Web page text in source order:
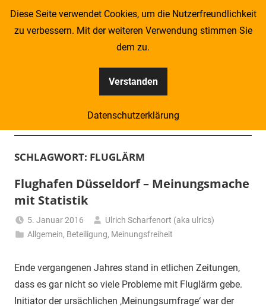
Zum
Kompass
–
Zeitung
für
Piraten
SCHLAGWORT: FLUGLÄRM
Flughafen Düsseldorf – Meinungsmache
mit Statistik
5. Januar 2016
Ulrich Scharfenort (aka ulrics)
Allgemein, Beteiligung, Meinungsfreiheit
Ende vergangenen Jahres stand in etlichen Zeitungen,
dass es gar nicht so viele Probleme mit Fluglärm gebe.
Initiator der ursächlichen ‚Meinungsumfrage‘ war der
Diese Seite verwendet Cookies, um die Nutzerfreundlichkeit
zu verbessern. Mit der weiteren Verwendung stimmen Sie
dem zu.
Verstanden
Datenschutzerklärung